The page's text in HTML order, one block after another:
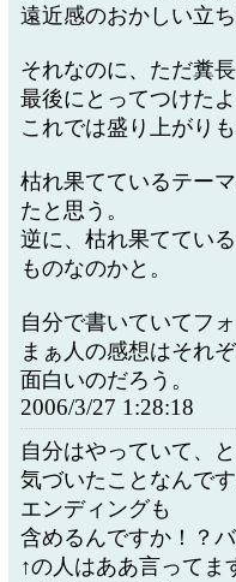
遠近感のおかしい立
それなのに、ただ糞
最後にとってつけた
これでは盛り上がり
枯れ果てているテー
たと思う。
逆に、枯れ果ててい
ものなのかと。
自分で書いていてフ
まぁ人の感想はそれ
面白いのだろう。
2006/3/27 1:28:18
自分はやっていて、
気づいたことなんで
エンディングも
含めるんですか！？
↑の人はああ言って